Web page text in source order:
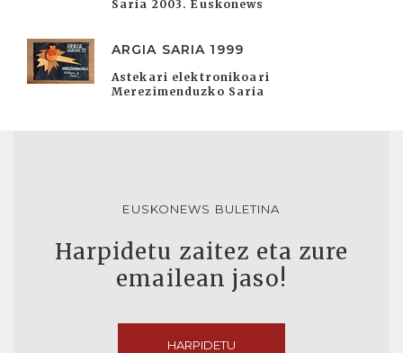
Saria 2003. Euskonews
ARGIA SARIA 1999
Astekari elektronikoari
Merezimenduzko Saria
EUSKONEWS BULETINA
Harpidetu zaitez eta zure
emailean jaso!
HARPIDETU